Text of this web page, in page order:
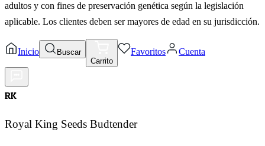
adultos y con fines de preservación genética según la legislación
aplicable. Los clientes deben ser mayores de edad en su jurisdicción.
Inicio
Buscar
Carrito
Favoritos Cuenta
RK
Royal King Seeds Budtender